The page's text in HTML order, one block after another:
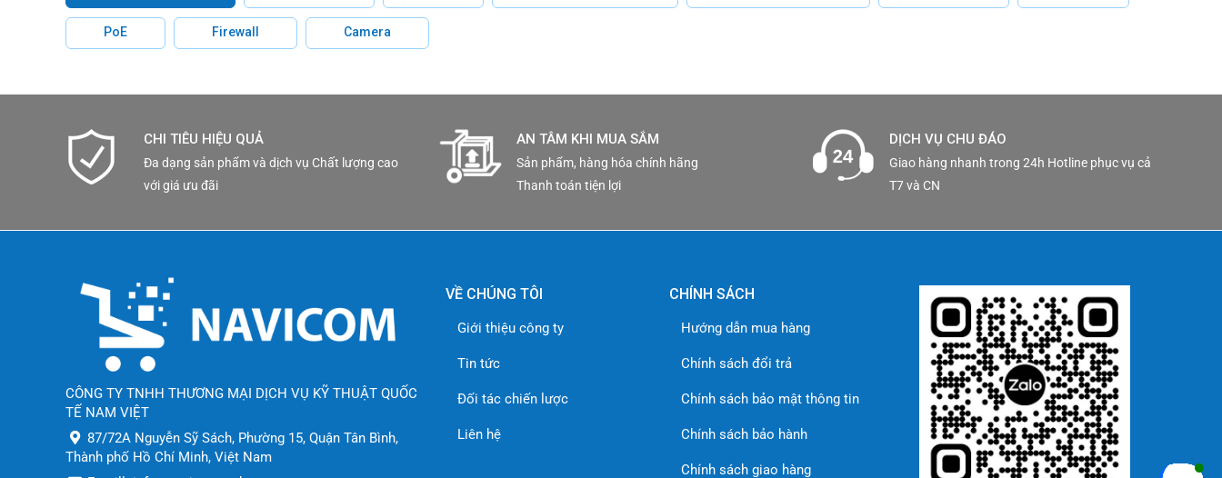
PoE Firewall Camera
CHI TIÊU HIỆU QUẢ
Đa dạng sản phẩm và dịch vụ Chất lượng cao
với giá ưu đãi
AN TÂM KHI MUA SẮM
Sản phẩm, hàng hóa chính hãng
Thanh toán tiện lợi
DỊCH VỤ CHU ĐÁO
Giao hàng nhanh trong 24h Hotline phục vụ cả
T7 và CN
CÔNG TY TNHH THƯƠNG MẠI DỊCH VỤ KỸ THUẬT QUỐC
TẾ NAM VIỆT
87/72A Nguyễn Sỹ Sách, Phường 15, Quận Tân Bình,
Thành phố Hồ Chí Minh, Việt Nam
VỀ CHÚNG TÔI
Giới thiệu công ty
Tin tức
Đối tác chiến lược
Liên hệ
CHÍNH SÁCH
Hướng dẫn mua hàng
Chính sách đổi trả
Chính sách bảo mật thông tin
Chính sách bảo hành
Chính sách giao hàng